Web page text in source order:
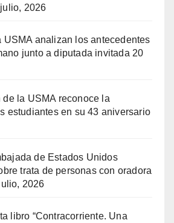
2026
USMA analizan los antecedentes
junto a diputada invitada 20
de la USMA reconoce la
estudiantes en su 43 aniversario
de Estados Unidos
trata de personas con oradora
2026
libro “Contracorriente. Una